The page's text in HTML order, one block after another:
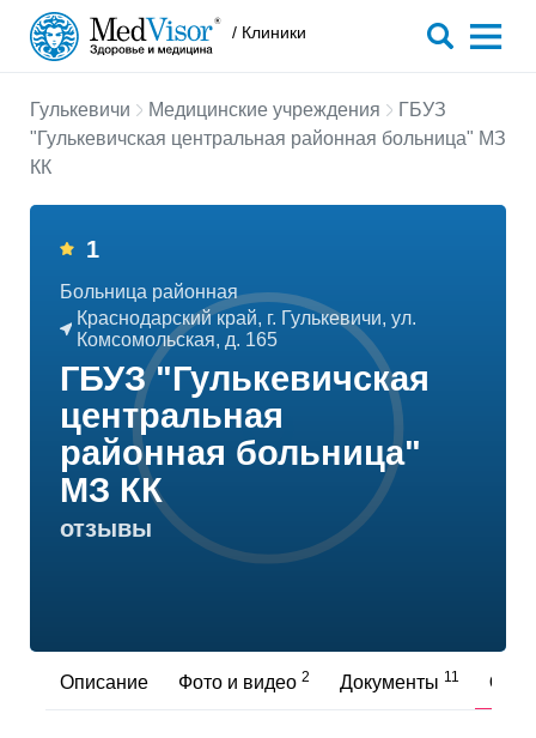
/ Клиники
Гулькевичи Медицинские учреждения
ГБУЗ
"Гулькевичская центральная районная больница" МЗ
КК
1
Больница районная
Краснодарский край, г. Гулькевичи, ул.
Комсомольская, д. 165
ГБУЗ "Гулькевичская
центральная
районная больница"
МЗ КК
отзывы
Описание Фото и видео 2 Документы 11